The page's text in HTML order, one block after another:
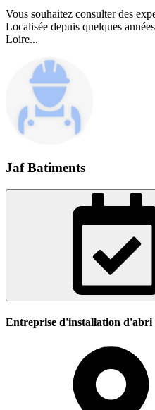
Vous souhaitez consulter des
Localisée depuis quelques
Loire...
Jaf Batiments
Entreprise d'installation d'abri